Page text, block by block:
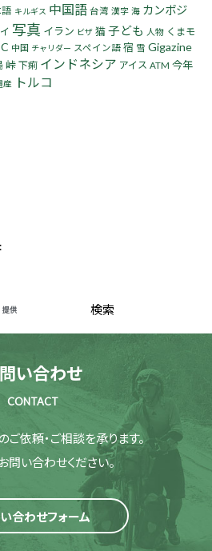
語 キルギス 中国語 台湾 漢字 海 カンボジ
写真 イラン ビザ 猫子ども 人物 くまモ
中国 チャリダー スペイン語 宿 雪 Gigazine
峠 下痢 インドネシア アイス ATM 今年
産 トルコ
い合わせ
CONTACT
ご依頼・ご相談を承ります。
問い合わせください。
合わせフォーム